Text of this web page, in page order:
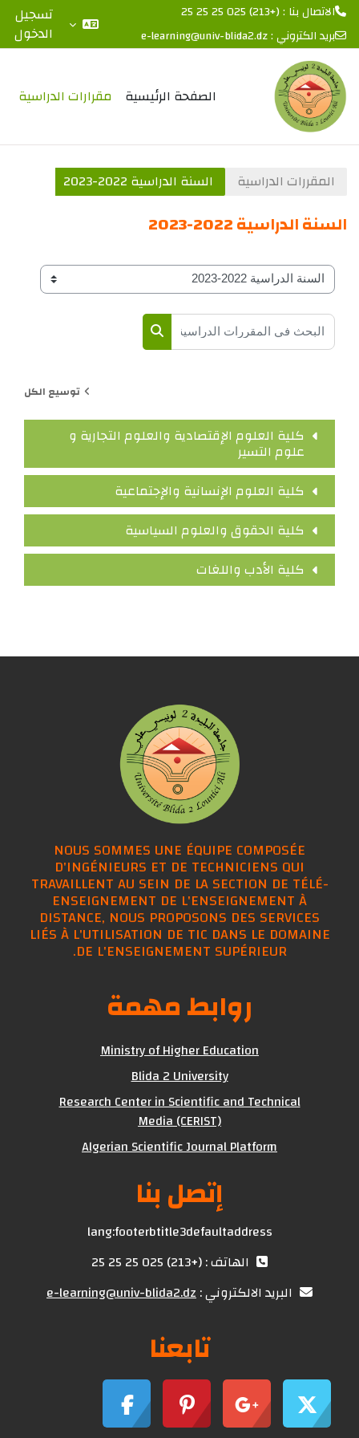
تخطى إلى المحتوى الرئيسي
الاتصال بنا : (+213) 025 25 25 25
بريد الكتروني :e-learning@univ-blida2.dz
تسجيل
الدخول
الصفحة الرئيسية مقرارات الدراسية
المقررات الدراسية السنة الدراسية 2022-2023
السنة الدراسية 2022-2023
تصنيفات المقرارات حسب السنة الدراسة
البحث في المقررات الدراسية
البحث في المقررات الدراسية
توسيع الكل
كلية العلوم الإقتصادية والعلوم التجارية و
علوم التسير
كلية العلوم الإنسانية والإجتماعية
كلية الحقوق والعلوم السياسية
كلية الأدب واللغات
NOUS SOMMES UNE ÉQUIPE COMPOSÉE
D'INGÉNIEURS ET DE TECHNICIENS QUI
TRAVAILLENT AU SEIN DE LA SECTION DE TÉLÉ-
ENSEIGNEMENT DE L'ENSEIGNEMENT À
DISTANCE, NOUS PROPOSONS DES SERVICES
LIÉS À L'UTILISATION DE TIC DANS LE DOMAINE
DE L'ENSEIGNEMENT SUPÉRIEUR.
روابط مهمة
Ministry of Higher Education
Blida 2 University
Research Center in Scientific and Technical
Media (CERIST)
Algerian Scientific Journal Platform
إتصل بنا
lang:footerbtitle3defaultaddress
الهاتف : (+213) 025 25 25 25
البريد الالكتروني :e-learning@univ-blida2.dz
تابعنا